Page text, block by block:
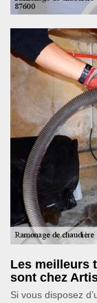
Les meilleurs
sont chez
Si vous disposez